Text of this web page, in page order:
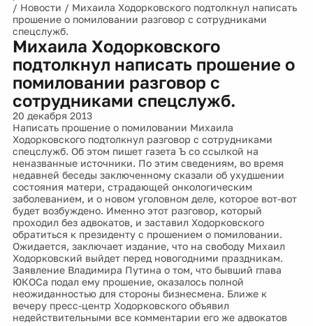
/ Новости / Михаила Ходорковского подтолкнул написать
прошение о помиловании разговор с сотрудниками
спецслужб.
Михаила Ходорковского
подтолкнул написать прошение о
помиловании разговор с
сотрудниками спецслужб.
20 декабря 2013
Написать прошение о помиловании Михаила
Ходорковского подтолкнул разговор с сотрудниками
спецслужб. Об этом пишет газета Ъ со ссылкой на
неназванные источники. По этим сведениям, во время
недавней беседы заключенному сказали об ухудшении
состояния матери, страдающей онкологическим
заболеванием, и о новом уголовном деле, которое вот-вот
будет возбуждено. Именно этот разговор, который
проходил без адвокатов, и заставил Ходорковского
обратиться к президенту с прошением о помиловании.
Ожидается, заключает издание, что на свободу Михаил
Ходорковский выйдет перед новогодними праздникам.
Заявление Владимира Путина о том, что бывший глава
ЮКОСа подал ему прошение, оказалось полной
неожиданностью для стороны бизнесмена. Ближе к
вечеру пресс-центр Ходорковского объявил
недействительными все комментарии его же адвокатов